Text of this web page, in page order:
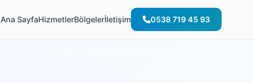
Ana SayfaHizmetlerBölgelerİletişim 0538 719 45 93